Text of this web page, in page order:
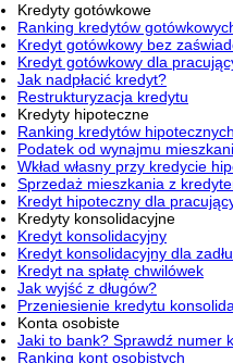
Kredyty gotówkowe
Ranking kredytów
Kredyt gotówkowy bez
Kredyt gotówkowy dla
Jak nadpłacić kredyt?
Restrukturyzacja kredytu
Kredyty hipoteczne
Ranking kredytów hipotecznych
Podatek od wynajmu
Wkład własny przy kredycie
Sprzedaż mieszkania z
Kredyt hipoteczny dla
Kredyty konsolidacyjne
Kredyt konsolidacyjny
Kredyt konsolidacyjny dla
Kredyt na spłatę chwilówek
Jak wyjść z długów?
Przeniesienie kredytu
Konta osobiste
Jaki to bank? Sprawdź numer
Ranking kont osobistych